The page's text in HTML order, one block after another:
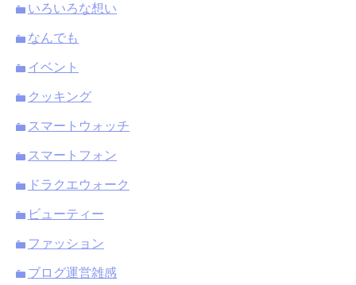
いろいろな想い
なんでも
イベント
クッキング
スマートウォッチ
スマートフォン
ドラクエウォーク
ビューティー
ファッション
ブログ運営雑感